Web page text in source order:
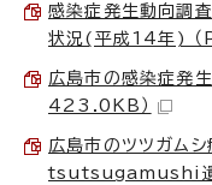
感染症発生動向調査
状況(平成14年)
広島市の感染症発
423.0KB）
広島市のツツガム
tsutsugamushi遺